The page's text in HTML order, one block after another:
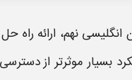
انگلیسی ​نهم، ارائه
بسیار موثرتر از